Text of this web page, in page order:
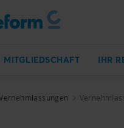
MITGLIEDSCHAFT IHR